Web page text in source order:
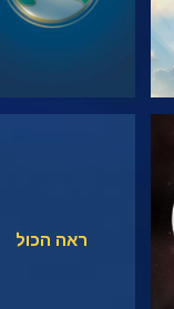
ראה הכול